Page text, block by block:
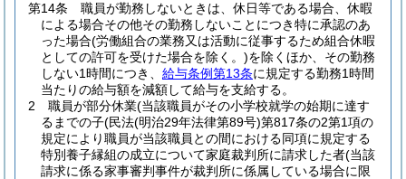
第14条
職員が勤務しないときは、休日等である場合、休暇
による場合その他その勤務しないことにつき特に承認のあ
った場合(労働組合の業務又は活動に従事するため組合休暇
としての許可を受けた場合を除く。)を除くほか、その勤務
しない1時間につき、 給与条例第13条に規定する勤務1時間
当たりの給与額を減額して給与を支給する。
2
職員が部分休業(当該職員がその小学校就学の始期に達す
るまでの子(民法(明治29年法律第89号)第817条の2第1項の
規定により職員が当該職員との間における同項に規定する
特別養子縁組の成立について家庭裁判所に請求した者(当該
請求に係る家事審判事件が裁判所に係属している場合に限